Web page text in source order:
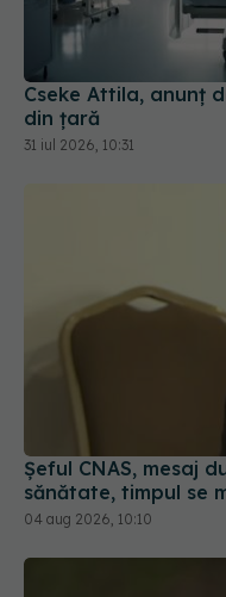
Cseke Attila, anunț
din țară
31 iul 2026, 10:31
Șeful CNAS, mesaj
sănătate, timpul se
04 aug 2026, 10:10